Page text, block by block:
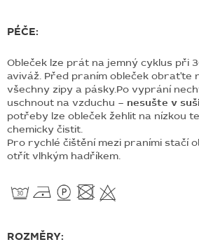
PÉČE:
Obleček lze prát na jemný cyklus při
aviváž. Před praním obleček obraťte
všechny zipy a pásky.Po vyprání
uschnout na vzduchu – nesušte v
potřeby lze obleček žehlit na nízkou
chemicky čistit.
Pro rychlé čištění mezi praními stačí
otřít vlhkým hadříkem.
ROZMĚRY: